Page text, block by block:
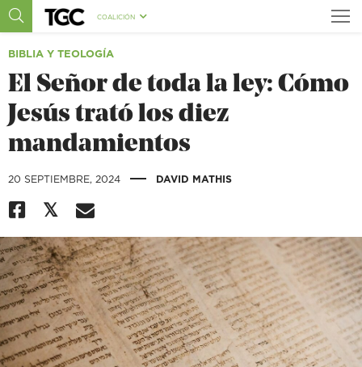
COALICIÓN
BIBLIA Y TEOLOGÍA
El Señor de toda la ley: Cómo
Jesús trató los diez
mandamientos
20 SEPTIEMBRE, 2024 | DAVID MATHIS